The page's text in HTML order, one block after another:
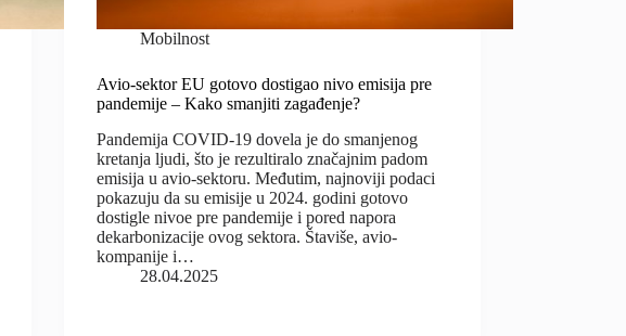
Mobilnost
Avio-sektor EU gotovo dostigao nivo emisija pre
pandemije – Kako smanjiti zagađenje?
Pandemija COVID-19 dovela je do smanjenog
kretanja ljudi, što je rezultiralo značajnim padom
emisija u avio-sektoru. Međutim, najnoviji podaci
pokazuju da su emisije u 2024. godini gotovo
dostigle nivoe pre pandemije i pored napora
dekarbonizacije ovog sektora. Štaviše, avio-
kompanije i…
28.04.2025